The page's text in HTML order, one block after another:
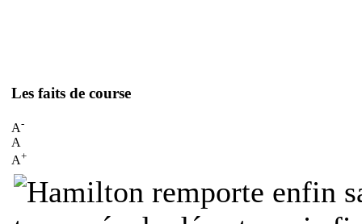
Les faits de course
A-
A
A+